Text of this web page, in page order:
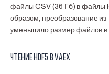
файлы CSV (36 Гб) в файлы
образом, преобразование
уменьшило размер файлов в
Чтение HDF5 в Vaex